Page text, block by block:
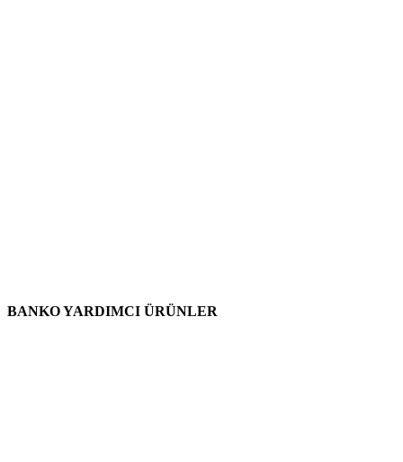
BANKO YARDIMCI ÜRÜNLER